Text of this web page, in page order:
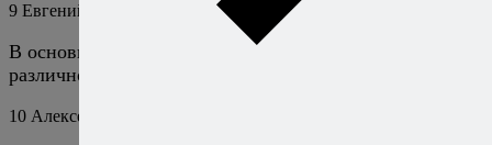
9 Евгений Ответить
В основном, мясные (например, стейкоподобие
различное), а также печенку.
10 Алексей Онегин